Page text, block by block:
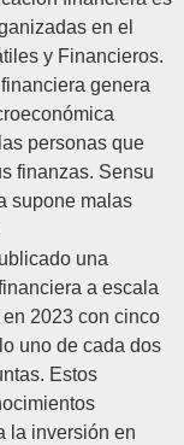
en el
y Financieros.
genera
personas que
finanzas. Sensu
supone malas
una
a escala
2023 con cinco
uno de cada dos
Estos
la inversión en